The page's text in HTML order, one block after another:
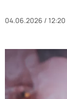
04.06.2026 / 12:20